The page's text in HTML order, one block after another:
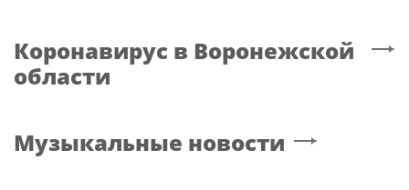
Коронавирус в Воронежской
области
Музыкальные новости